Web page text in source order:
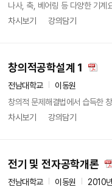
나사, 축, 베어링 등 다양한 기계
차시보기
강의담기
창의적공학설계 1
전남대학교
이동원
창의적 문제해결법에서 습득한
차시보기
강의담기
전기 및 전자공학개론
전남대학교 이동원
2010